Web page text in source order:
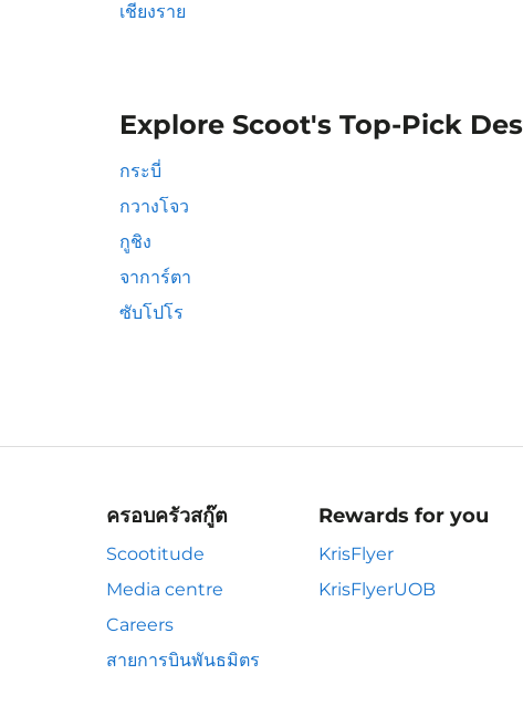
เชียงราย
Explore Scoot's Top-Pick
กระบี่
กวางโจว
กูชิง
จาการ์ตา
ซับโปโร
ครอบครัวสกู๊ต
Scootitude
Media centre
Careers
สายการบินพันธมิตร
Rewards for you
KrisFlyer
KrisFlyerUOB